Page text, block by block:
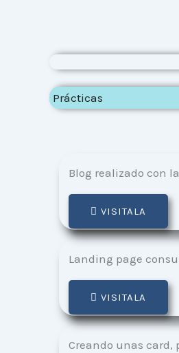
Prácticas
Blog realizado con
VISITALA
Landing page
VISITALA
Creando unas card,